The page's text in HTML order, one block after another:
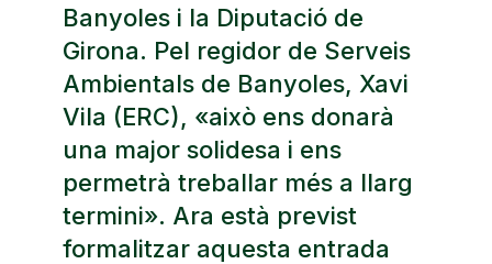
Banyoles i la Diputació de
Girona. Pel regidor de Serveis
Ambientals de Banyoles, Xavi
Vila (ERC), «això ens donarà
una major solidesa i ens
permetrà treballar més a llarg
termini». Ara està previst
formalitzar aquesta entrada